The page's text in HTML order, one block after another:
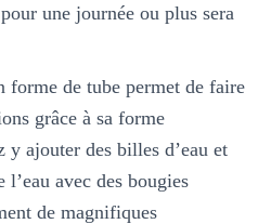
une journée ou plus sera
forme de tube permet de faire
grâce à sa forme
ajouter des billes d’eau et
avec des bougies
de magnifiques